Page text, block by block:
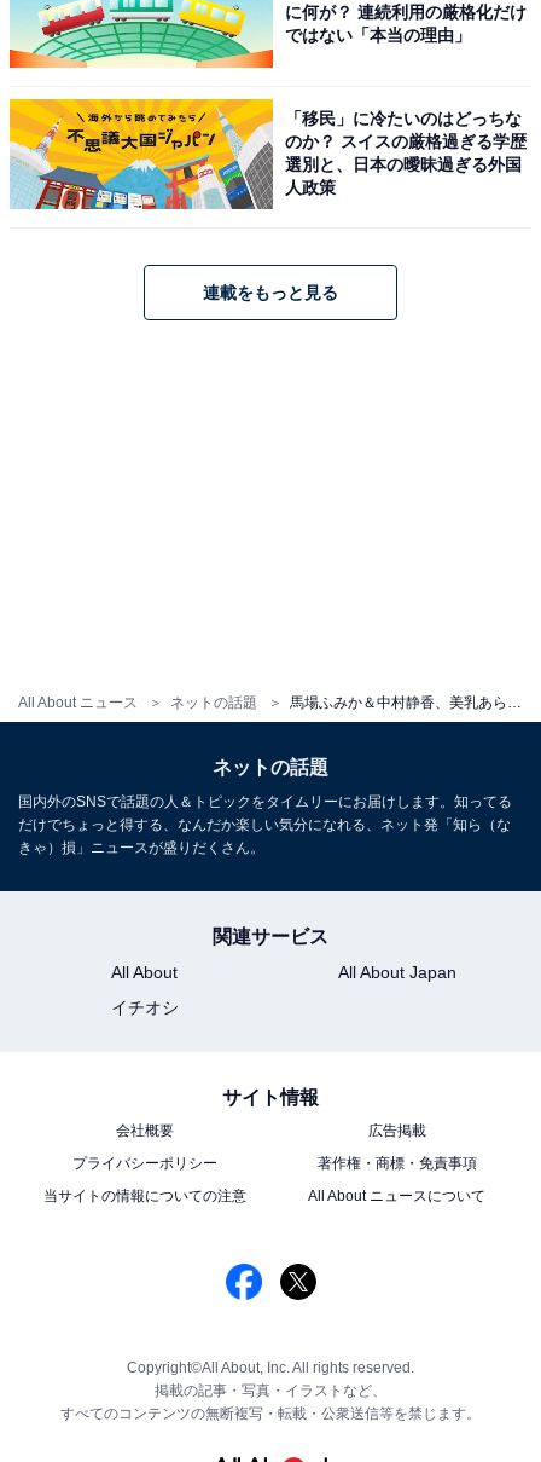
All About ニュース ネットの話題
に何が？ 連続利用の厳格化だけ
ではない「本当の理由」
「移民」に冷たいのはどっちな
のか？ スイスの厳格過ぎる学歴
選別と、日本の曖昧過ぎる外国
人政策
連載をもっと見る
ネットの話題
国内外のSNSで話題の人＆トピックをタイムリーにお届けします。知ってる
だけでちょっと得する、なんだか楽しい気分になれる、ネット発「知ら（な
きゃ）損」ニュースが盛りだくさん。
関連サービス
All About
All About Japan
イチオシ
サイト情報
会社概要
広告掲載
プライバシーポリシー
著作権・商標・免責事項
当サイトの情報についての注意
All About ニュースについて
Copyright©All About, Inc. All rights reserved.
掲載の記事・写真・イラストなど、
すべてのコンテンツの無断複写・転載・公衆送信等を禁じます。